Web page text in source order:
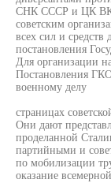
СНК СССР и ЦК
советским
всех сил и средств
постановления
Для организации
Постановления
военному делу
страницах
Они дают
проделанной
партийными и
по мобилизации
оказание